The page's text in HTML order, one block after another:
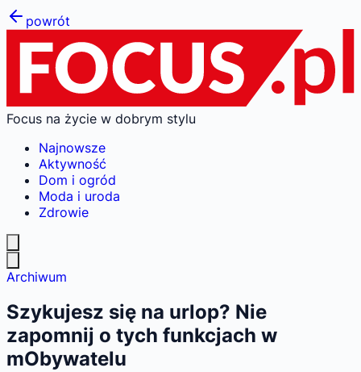
powrót
Focus na życie w dobrym stylu
Najnowsze
Aktywność
Dom i ogród
Moda i uroda
Zdrowie
Archiwum
Szykujesz się na urlop? Nie
zapomnij o tych funkcjach w
mObywatelu